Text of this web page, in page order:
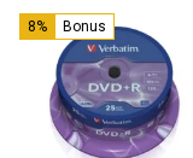
8% Bonus